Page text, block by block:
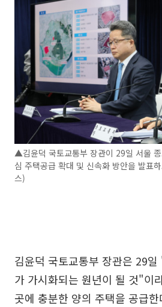
▲김윤덕 국토교통부 장관이 29일 서울
심 주택공급 확대 및 신속화 방안을 발표
스)
김윤덕 국토교통부 장관은 29
가 가시화되는 원년이 될 것"이
곳에 충분한 양의 주택을 공급